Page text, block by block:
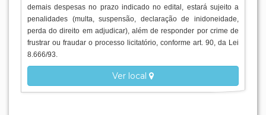
demais despesas no prazo indicado no edital, estará sujeito a
penalidades (multa, suspensão, declaração de inidoneidade,
perda do direito em adjudicar), além de responder por crime de
frustrar ou fraudar o processo licitatório, conforme art. 90, da Lei
8.666/93.
Ver local